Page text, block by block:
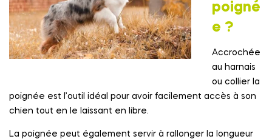
poigné
e ?
Accrochée
au harnais
ou collier la
poignée est l’outil idéal pour avoir facilement accès à son
chien tout en le laissant en libre.
La poignée peut également servir à rallonger la longueur